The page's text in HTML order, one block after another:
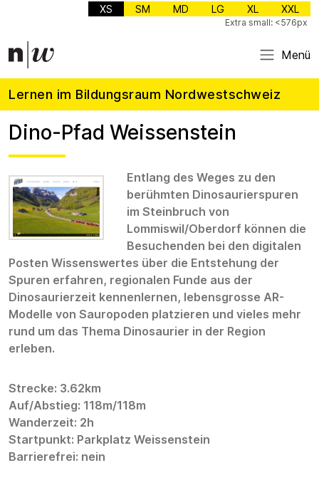
XS SM MD LG XL XXL
Extra small: <576px
Menü
Lernen im Bildungsraum Nordwestschweiz
Dino-Pfad Weissenstein
Entlang des Weges zu den
berühmten Dinosaurierspuren
im Steinbruch von
Lommiswil/Oberdorf können die
Besuchenden bei den digitalen
Posten Wissenswertes über die Entstehung der
Spuren erfahren, regionalen Funde aus der
Dinosaurierzeit kennenlernen, lebensgrosse AR-
Modelle von Sauropoden platzieren und vieles mehr
rund um das Thema Dinosaurier in der Region
erleben.
Strecke: 3.62km
Auf/Abstieg: 118m/118m
Wanderzeit: 2h
Startpunkt: Parkplatz Weissenstein
Barrierefrei: nein